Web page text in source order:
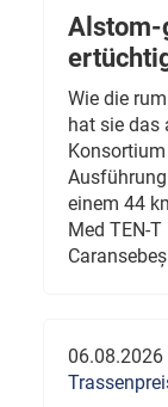
Alstom-
Wie die
hat sie das
einem 44
Med TEN-
06.08.2026